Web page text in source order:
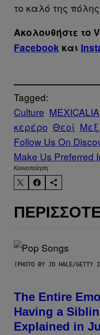
το καλό της
Ακολουθήστε το
Facebook και
Tagged:
Culture MEXICALIA
κερέρο Θεοί
Follow Us On
Make Us Preferred
Kοινοποίηση
(PHOTO BY JO HALE/GETTY
The Entire
Having a
Explained in